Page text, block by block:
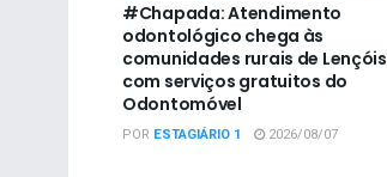
#Chapada: Atendimento
odontológico chega às
comunidades rurais de Lençóis
com serviços gratuitos do
Odontomóvel
POR ESTAGIÁRIO 1 2026/08/07